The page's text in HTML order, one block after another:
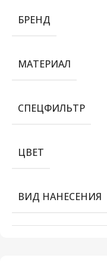
БРЕНД
МАТЕРИАЛ
СПЕЦФИЛЬТР
ЦВЕТ
ВИД НАНЕСЕНИЯ